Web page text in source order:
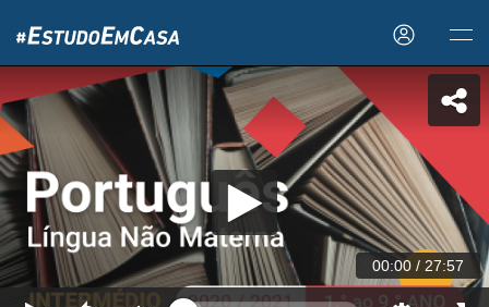
00:00 / 27:57